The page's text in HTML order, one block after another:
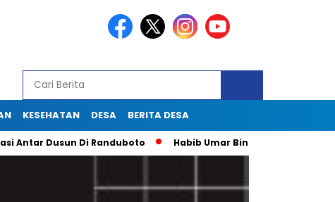
KESEHATAN DESA BERITA DESA
Dusun Di Randuboto Habib Umar Bin Hafidz Ingatkan Warga